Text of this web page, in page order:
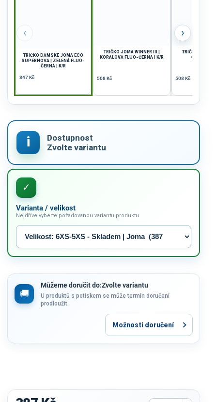
‹
TRIČKO DÁMSKÉ JOMA ECO
SUPERNOVA | ZELENÁ FLUO-
ČERNÁ | K/R
847 Kč
TRIČKO JOMA WINNER III |
KORÁLOVÁ FLUO-ČERNÁ | K/R
508 Kč
TRIČKO JOMA
ČERNÁ-
508 Kč
›
Varianta / velikost
Nejdříve vyberte požadovanou variantu produktu
Můžeme doručit do:Zvolte variantu
U produktů s potiskem se může termín doručení
prodloužit.
Možnosti doručení